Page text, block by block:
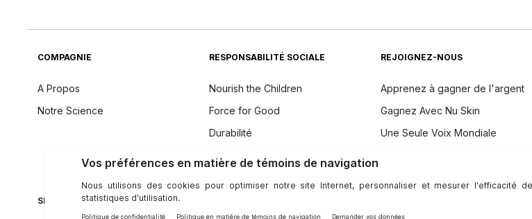
COMPAGNIE
A Propos
Notre Science
RESPONSABILITÉ SOCIALE
Nourish the Children
Force for Good
Durabilité
REJOIGNEZ-NOUS
Apprenez à gagner de l'argent
Gagnez Avec Nu Skin
Une Seule Voix Mondiale
SE CONNECTER AVEC NU SKIN